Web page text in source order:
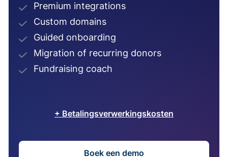
Premium integrations
Custom domains
Guided onboarding
Migration of recurring donors
Fundraising coach
+ Betalingsverwerkingskosten
Boek een demo